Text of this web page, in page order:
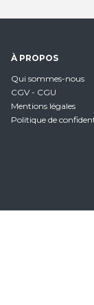
À PROPOS
Qui sommes-nous
CGV - CGU
Mentions légales
Politique de